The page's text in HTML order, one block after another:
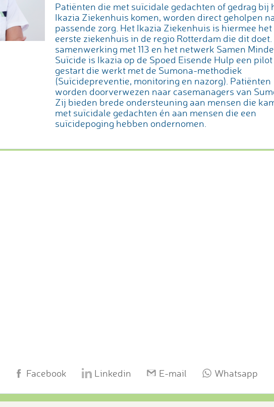
Patiënten die met suïcidale gedachten of gedrag bij
Ikazia Ziekenhuis komen, worden direct geholpen
passende zorg. Het Ikazia Ziekenhuis is hiermee het
eerste ziekenhuis in de regio Rotterdam die dit doet.
samenwerking met 113 en het netwerk Samen
Suïcide is Ikazia op de Spoed Eisende Hulp een pilot
gestart die werkt met de Sumona-methodiek
(Suïcidepreventie, monitoring en nazorg). Patiënten
worden doorverwezen naar casemanagers van
Zij bieden brede ondersteuning aan mensen die
met suïcidale gedachten én aan mensen die een
suïcidepoging hebben ondernomen.
Facebook Linkedin E-mail Whatsapp